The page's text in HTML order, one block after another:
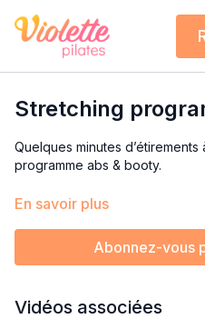
Stretching
Quelques minutes
programme abs & booty.
Un stretch pour les fessiers et
vous recommande les vidéos
En savoir plus
Abonnez-vous
Vidéos associées